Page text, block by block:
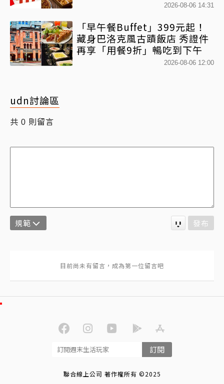
2026-08-06 14:31
「早午餐Buffet」399元起！
藏身巴洛克風古蹟飯店 秀證件
再享「用餐9折」暢吃到下午
2026-08-06 12:00
udn討論區
共 0 則留言
規範 發布
訂閱
聯合線上公司 著作權所有 ©2025